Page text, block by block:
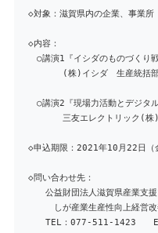
◇対象：滋賀県内の企業、事業
◇内容：
○講演1『イシダのものづくり
(株)イシダ 生産統括部
○講演2『現場力活動とデジタ
三友エレクトリック(株
◇申込期限：2021年10月22日（
◇問い合わせ先：
公益財団法人滋賀県産業支援
しが産業生産性向上経営改
TEL：077-511-1423